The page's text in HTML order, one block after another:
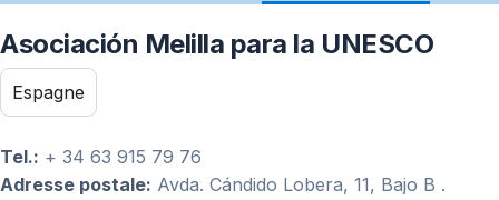
Asociación Melilla para la UNESCO
Espagne
Tel.: + 34 63 915 79 76
Adresse postale: Avda. Cándido Lobera, 11, Bajo B .